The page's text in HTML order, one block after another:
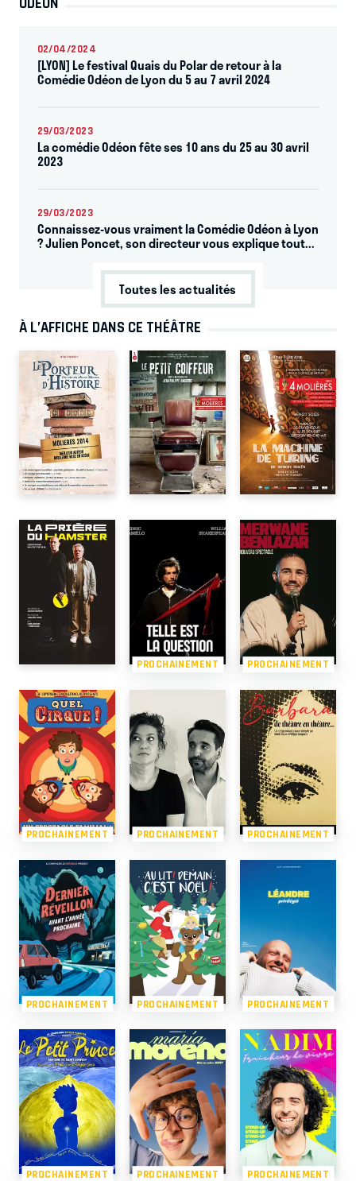
ODÉON
02/04/2024
[LYON] Le festival Quais du Polar de retour à la
Comédie Odéon de Lyon du 5 au 7 avril 2024
29/03/2023
La comédie Odéon fête ses 10 ans du 25 au 30 avril
2023
29/03/2023
Connaissez-vous vraiment la Comédie Odéon à Lyon
? Julien Poncet, son directeur vous explique tout...
Toutes les actualités
À L’AFFICHE DANS CE THÉÂTRE
PROCHAINEMENT PROCHAINEMENT
PROCHAINEMENT PROCHAINEMENT PROCHAINEMENT
PROCHAINEMENT PROCHAINEMENT PROCHAINEMENT
PROCHAINEMENT PROCHAINEMENT PROCHAINEMENT